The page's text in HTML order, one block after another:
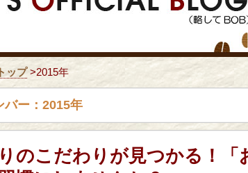
ップ>2015年
バー：2015年
のこだわりが見つかる！「